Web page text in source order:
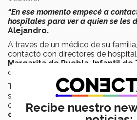
“En ese momento empecé a
hospitales para ver a quien se les
Alejandro.
A través de un médico de su
contactó con directores de
Margarita de Puebla, Infantil de
clínica del
Tras poco más de2 semanas de
se suma a la exigencia de estar
clases en línea, los alumnos han
caretas, entregando la mayoría de
Recibe nuestro